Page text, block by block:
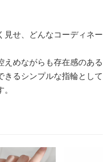
見せ、どんなコーディネー
えめながらも存在感のある
るシンプルな指輪として